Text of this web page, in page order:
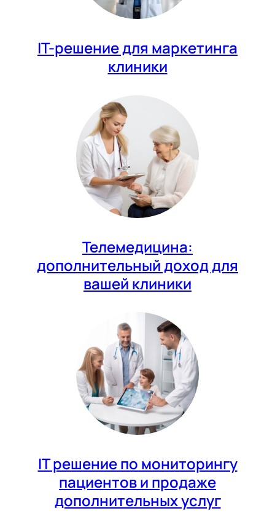
IT-решение для маркетинга
клиники
Телемедицина:
дополнительный доход для
вашей клиники
IT решение по мониторингу
пациентов и продаже
дополнительных услуг